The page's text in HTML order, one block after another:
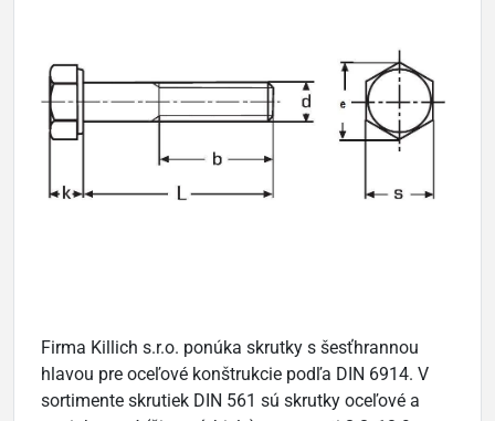
Firma Killich s.r.o. ponúka skrutky s šesťhrannou
hlavou pre oceľové konštrukcie podľa DIN 6914. V
sortimente skrutiek DIN 561 sú skrutky oceľové a